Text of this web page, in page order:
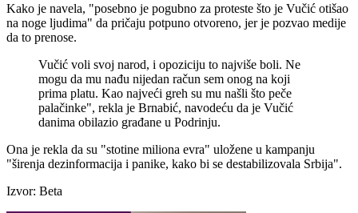
Kako je navela, "posebno je pogubno za proteste što je Vučić otišao
na noge ljudima" da pričaju potpuno otvoreno, jer je pozvao medije
da to prenose.
Vučić voli svoj narod, i opoziciju to najviše boli. Ne
mogu da mu nađu nijedan račun sem onog na koji
prima platu. Kao najveći greh su mu našli što peče
palačinke", rekla je Brnabić, navodeću da je Vučić
danima obilazio građane u Podrinju.
Ona je rekla da su "stotine miliona evra" uložene u kampanju
"širenja dezinformacija i panike, kako bi se destabilizovala Srbija".
Izvor: Beta